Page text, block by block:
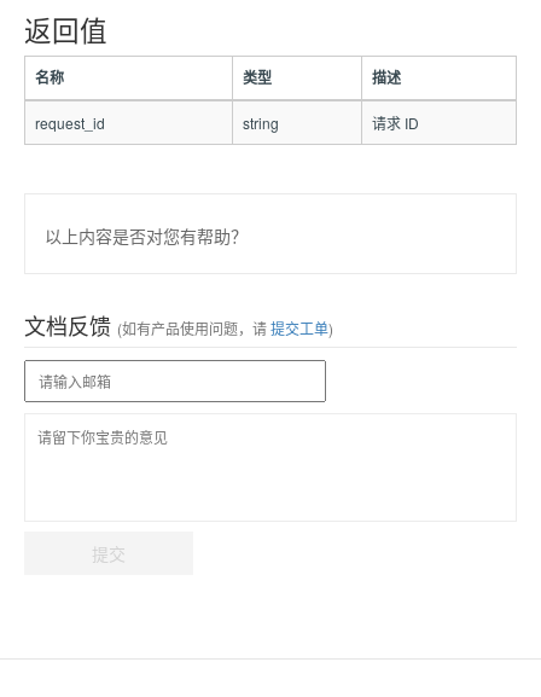
返回值
名称 类型 描述
request_id string 请求 ID
以上内容是否对您有帮助？
文档反馈 (如有产品使用问题，请提交工单)
提交